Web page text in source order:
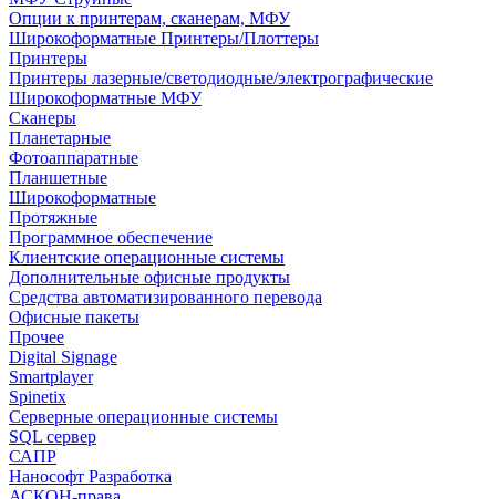
Опции к принтерам, сканерам, МФУ
Широкоформатные Принтеры/Плоттеры
Принтеры
Принтеры лазерные/светодиодные/электрографические
Широкоформатные МФУ
Сканеры
Планетарные
Фотоаппаратные
Планшетные
Широкоформатные
Протяжные
Программное обеспечение
Клиентские операционные системы
Дополнительные офисные продукты
Средства автоматизированного перевода
Офисные пакеты
Прочее
Digital Signage
Smartplayer
Spinetix
Серверные операционные системы
SQL сервер
САПР
Нанософт Разработка